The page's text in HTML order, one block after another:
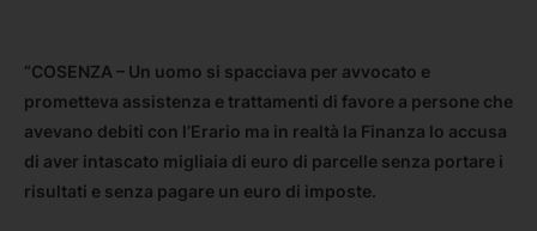
“COSENZA – Un uomo si spacciava per avvocato e
prometteva assistenza e trattamenti di favore a persone che
avevano debiti con l’Erario ma in realtà la Finanza lo accusa
di aver intascato migliaia di euro di parcelle senza portare i
risultati e senza pagare un euro di imposte.